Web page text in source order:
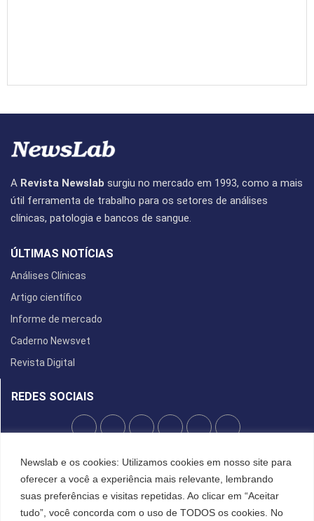
Newslab e os cookies: Utilizamos cookies em nosso site para
oferecer a você a experiência mais relevante, lembrando
suas preferências e visitas repetidas. Ao clicar em “Aceitar
tudo”, você concorda com o uso de TODOS os cookies. No
A Revista Newslab surgiu no mercado em 1993, como a mais
útil ferramenta de trabalho para os setores de análises
clínicas, patologia e bancos de sangue.
ÚLTIMAS NOTÍCIAS
Análises Clínicas
Artigo científico
Informe de mercado
Caderno Newsvet
Revista Digital
REDES SOCIAIS
POLÍTICA DE PRIVACIDADE
Cookies